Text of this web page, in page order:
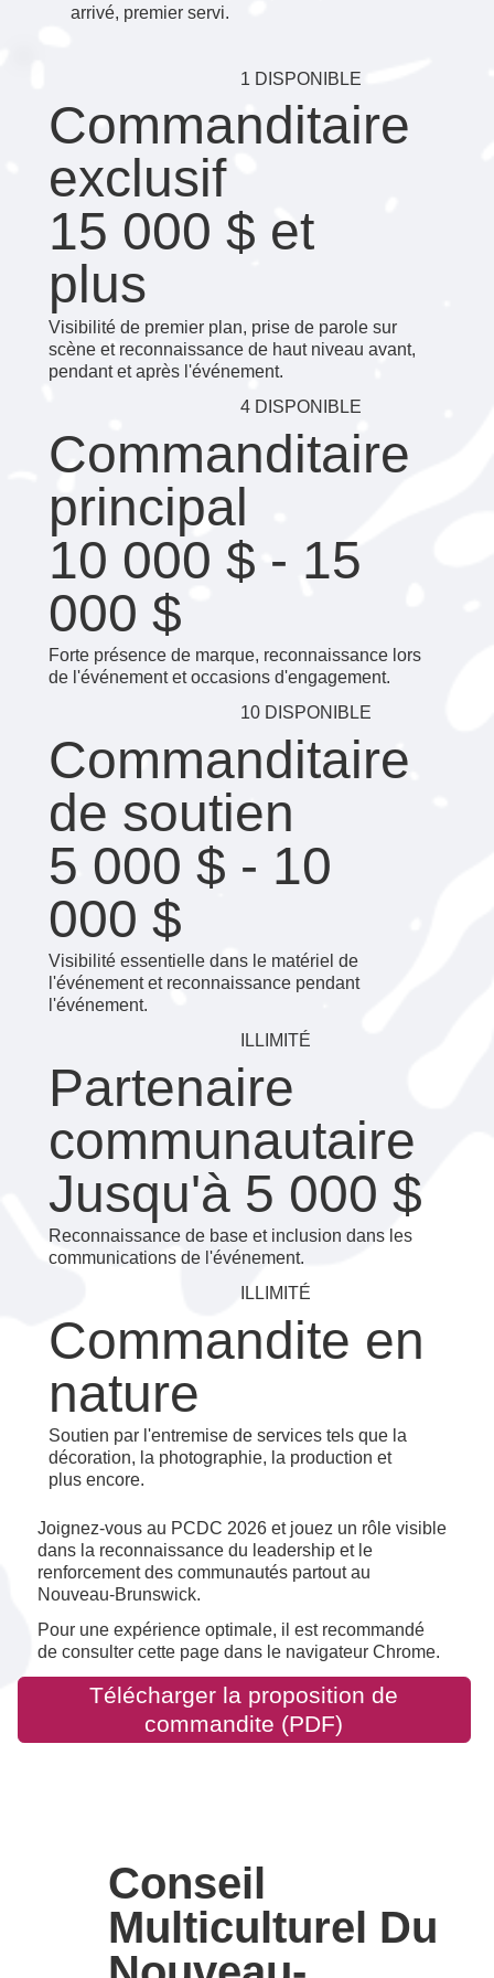
arrivé, premier servi.
1 DISPONIBLE
Commanditaire
exclusif
15 000 $ et
plus
Visibilité de premier plan, prise de parole sur
scène et reconnaissance de haut niveau avant,
pendant et après l'événement.
4 DISPONIBLE
Commanditaire
principal
10 000 $ - 15
000 $
Forte présence de marque, reconnaissance lors
de l'événement et occasions d'engagement.
10 DISPONIBLE
Commanditaire
de soutien
5 000 $ - 10
000 $
Visibilité essentielle dans le matériel de
l'événement et reconnaissance pendant
l'événement.
ILLIMITÉ
Partenaire
communautaire
Jusqu'à 5 000 $
Reconnaissance de base et inclusion dans les
communications de l'événement.
ILLIMITÉ
Commandite en
nature
Soutien par l'entremise de services tels que la
décoration, la photographie, la production et
plus encore.
Joignez-vous au PCDC 2026 et jouez un rôle visible
dans la reconnaissance du leadership et le
renforcement des communautés partout au
Nouveau-Brunswick.
Télécharger la proposition de
commandite (PDF)
Pour une expérience optimale, il est recommandé
de consulter cette page dans le navigateur Chrome.
Conseil
Multiculturel Du